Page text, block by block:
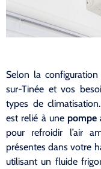
Selon la
sur-Tinée et vos
types de
est relié à une pompe
pour refroidir l’air
présentes dans votre
utilisant un fluide